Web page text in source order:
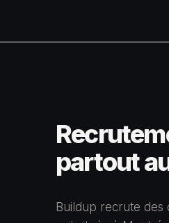
partout
Buildup recrute